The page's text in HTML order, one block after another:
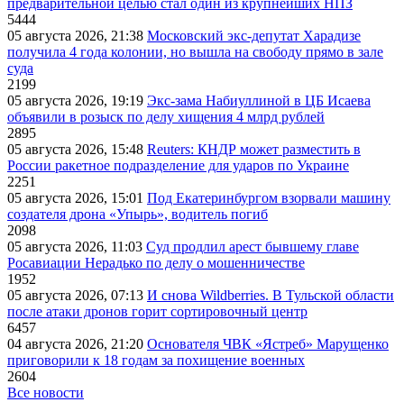
предварительной целью стал один из крупнейших НПЗ
5444
05 августа 2026, 21:38 Московский экс-депутат Харадизе
получила 4 года колонии, но вышла на свободу прямо в зале
суда
2199
05 августа 2026, 19:19 Экс-зама Набиуллиной в ЦБ Исаева
объявили в розыск по делу хищения 4 млрд рублей
2895
05 августа 2026, 15:48 Reuters: КНДР может разместить в
России ракетное подразделение для ударов по Украине
2251
05 августа 2026, 15:01 Под Екатеринбургом взорвали машину
создателя дрона «Упырь», водитель погиб
2098
05 августа 2026, 11:03 Суд продлил арест бывшему главе
Росавиации Нерадько по делу о мошенничестве
1952
05 августа 2026, 07:13 И снова Wildberries. В Тульской области
после атаки дронов горит сортировочный центр
6457
04 августа 2026, 21:20 Основателя ЧВК «Ястреб» Марущенко
приговорили к 18 годам за похищение военных
2604
Все новости